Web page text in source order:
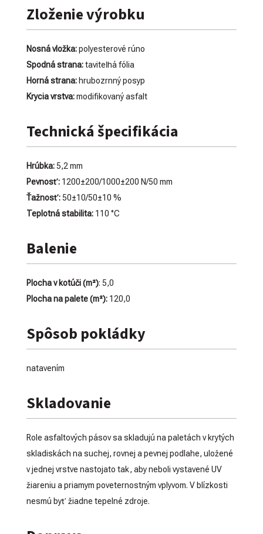
Zloženie výrobku
Nosná vložka:polyesterové rúno
Spodná strana:taviteľná fólia
Horná strana:hrubozrnný posyp
Krycia vrstva:modifikovaný asfalt
Technická špecifikácia
Hrúbka:5,2 mm
Pevnosť:1200±200/1000±200 N/50 mm
Ťažnosť:50±10/50±10 %
Teplotná stabilita:110 °C
Balenie
Plocha v kotúči (m²): 5,0
Plocha na palete (m²):120,0
Spôsob pokládky
natavením
Skladovanie
Role asfaltových pásov sa skladujú na paletách v krytých
skladiskách na suchej, rovnej a pevnej podlahe, uložené
v jednej vrstve nastojato tak, aby neboli vystavené UV
žiareniu a priamym poveternostným vplyvom. V blízkosti
nesmú byť žiadne tepelné zdroje.